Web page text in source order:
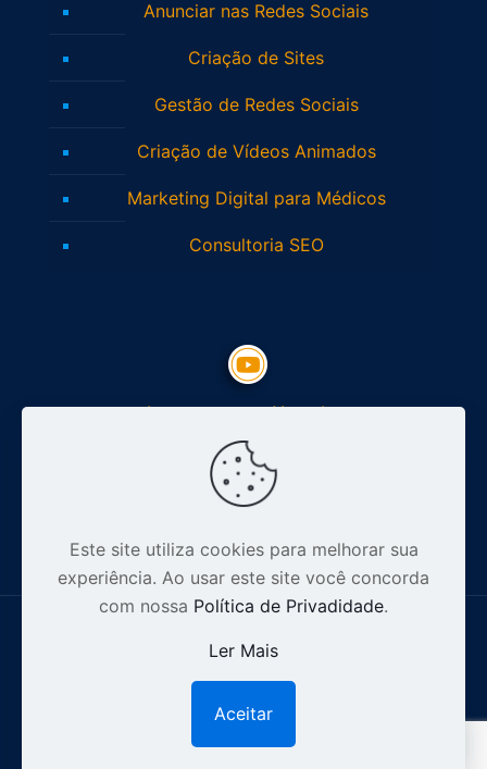
Anunciar nas Redes Sociais
Criação de Sites
Gestão de Redes Sociais
Criação de Vídeos Animados
Marketing Digital para Médicos
Consultoria SEO
Inscreva-se no Youtube
© 2012-2026 Especialista Digital - CNPJ: 16.628.110/0001-32 .
Todos os direitos reservados |Política de Privacidade.
Este site utiliza cookies para melhorar sua
experiência. Ao usar este site você concorda
com nossa Política de Privadidade.
Ler Mais
Aceitar